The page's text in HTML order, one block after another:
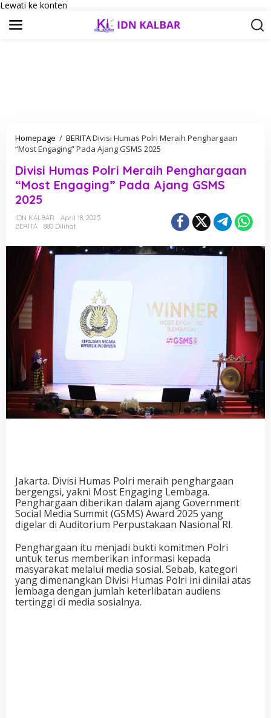
Lewati ke konten
Homepage / BERITADivisi Humas Polri Meraih Penghargaan
“Most Engaging” Pada Ajang GSMS 2025
Divisi Humas Polri Meraih Penghargaan
“Most Engaging” Pada Ajang GSMS
2025
IDN KALBAR
April 18, 2025
BERITA
880 Dilihat
Jakarta. Divisi Humas Polri meraih penghargaan
bergengsi, yakni Most Engaging Lembaga.
Penghargaan diberikan dalam ajang Government
Social Media Summit (GSMS) Award 2025 yang
digelar di Auditorium Perpustakaan Nasional RI.
Penghargaan itu menjadi bukti komitmen Polri
untuk terus memberikan informasi kepada
masyarakat melalui media sosial. Sebab, kategori
yang dimenangkan Divisi Humas Polri ini dinilai atas
lembaga dengan jumlah keterlibatan audiens
tertinggi di media sosialnya.